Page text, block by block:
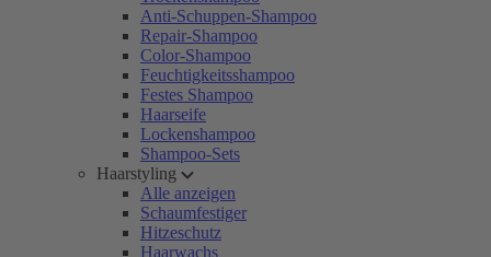
Anti-Schuppen-Shampoo
Repair-Shampoo
Color-Shampoo
Feuchtigkeitsshampoo
Festes Shampoo
Haarseife
Lockenshampoo
Shampoo-Sets
Haarstyling
Alle anzeigen
Schaumfestiger
Hitzeschutz
Haarwachs